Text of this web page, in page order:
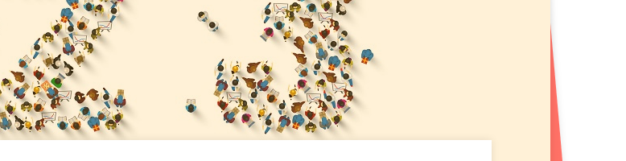
当予想の修正に関するお知らせ （114KB）
一覧
パス店】 7 月30 日13:00 グランドオープン! 盛岡市内3 店舗目! おかしバー＆ダーツ（PG）
生
（750KB）
店】7月30日 17:00 グランドオープン!おかしバーを宮城・大崎市初導入!来店するたび貯まる
実施!
（1,244KB）